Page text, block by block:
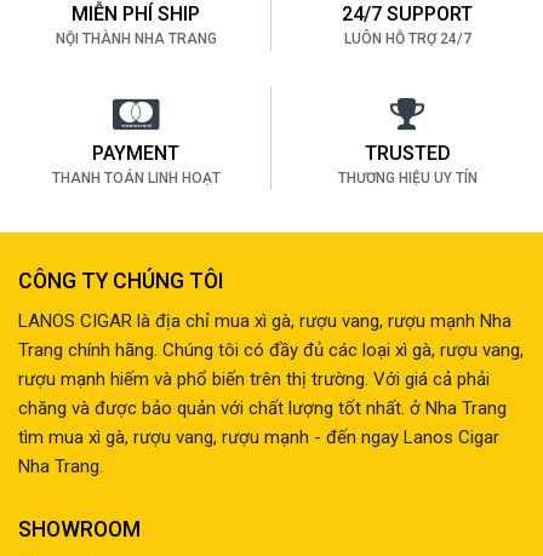
MIỄN PHÍ SHIP
NỘI THÀNH NHA TRANG
24/7 SUPPORT
LUÔN HỖ TRỢ 24/7
PAYMENT
THANH TOÁN LINH HOẠT
TRUSTED
THƯƠNG HIỆU UY TÍN
CÔNG TY CHÚNG TÔI
LANOS CIGAR là địa chỉ mua xì gà, rượu vang, rượu mạnh Nha
Trang chính hãng. Chúng tôi có đầy đủ các loại xì gà, rượu vang,
rượu mạnh hiếm và phổ biến trên thị trường. Với giá cả phải
chăng và được bảo quản với chất lượng tốt nhất. ở Nha Trang
tìm mua xì gà, rượu vang, rượu mạnh - đến ngay Lanos Cigar
Nha Trang.
SHOWROOM